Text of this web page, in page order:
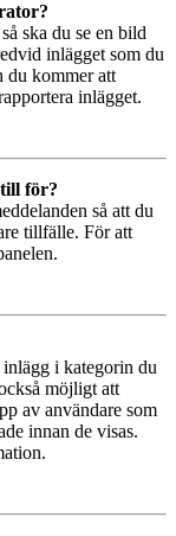
ska du se en bild
inlägget som du
du kommer att
inlägget.
för?
så att du
tillfälle. För att
i kategorin du
möjligt att
av användare som
innan de visas.